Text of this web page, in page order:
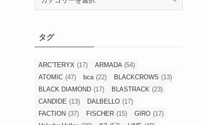
ータグ
ARC’TERYX (17) ARMADA (54)
ATOMIC (47) bca (22) BLACKCROWS (13)
BLACK DIAMOND (17) BLASTRACK (23)
CANDIDE (13) DALBELLO (17)
FACTION (37) FISCHER (15) GIRO (17)